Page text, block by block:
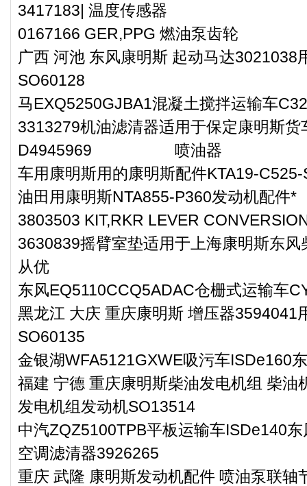
3417183| 温度传感器
0167166 GER,PPG 燃油泵齿轮
广西 河池 东风康明斯 起动马达3021038
SO60128
马EXQ5250GJBA1混凝土搅拌运输车
3313279机油滤清器适用于保定康明斯
D4945969 喷油器
车用康明斯用的康明斯配件KTA19-
油田用康明斯NTA855-P360发动机配件*
3803503 KIT,RKR LEVER
3630839摇臂室垫适用于上海康明斯东风
从优
东风EQ5110CCQ5ADAC仓栅式运输车
黑龙江 大庆 重庆康明斯 增压器3594041
SO60135
金银湖WFA5121GXWE吸污车ISDe160
福建 宁德 重庆康明斯柴油发电机组 柴油
发电机组发动机SO13514
中汽ZQZ5100TPB平板运输车ISDe140
空调滤清器3926265
重庆 武隆 康明斯发动机配件 喷油泵联轴